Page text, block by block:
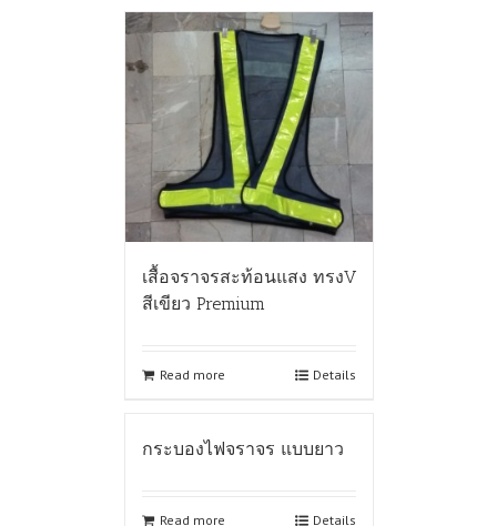
เสื้อจราจรสะท้อนแสง ทรงV
สีเขียว Premium
Read more Details
กระบองไฟจราจร แบบยาว
Read more Details